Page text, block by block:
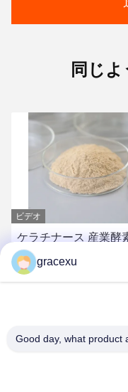
同じ
ビデオ
ケラチナース 産業酵
合タンパク質酶
gracexu
Good day, what product